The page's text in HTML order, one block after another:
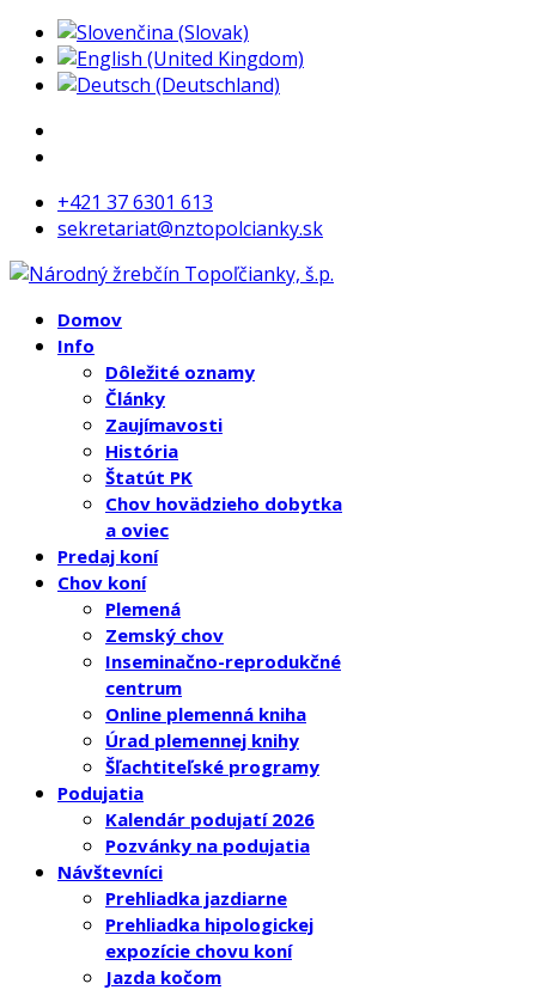
+421 37 6301 613
sekretariat@nztopolcianky.sk
Domov
Info
Dôležité oznamy
Články
Zaujímavosti
História
Štatút PK
Chov hovädzieho dobytka
a oviec
Predaj koní
Chov koní
Plemená
Zemský chov
Inseminačno-reprodukčné
centrum
Online plemenná kniha
Úrad plemennej knihy
Šľachtiteľské programy
Podujatia
Kalendár podujatí 2026
Pozvánky na podujatia
Návštevníci
Prehliadka jazdiarne
Prehliadka hipologickej
expozície chovu koní
Jazda kočom